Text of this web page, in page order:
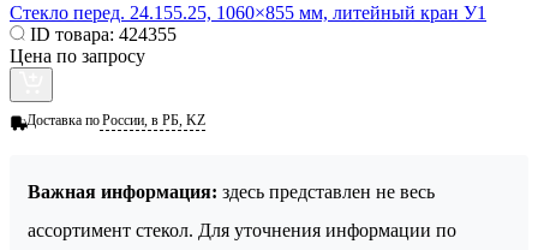
Стекло перед. 24.155.25, 1060×855 мм, литейный кран У1
ID товара: 424355
Цена по запросу
Доставка поРоссии, в РБ, KZ
Важная информация: здесь представлен не весь
ассортимент стекол. Для уточнения информации по